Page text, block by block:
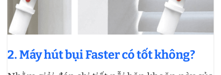
2. Máy hút bụi Faster có tốt không?